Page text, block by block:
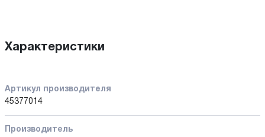
Характеристики
Артикул производителя
45377014
Производитель